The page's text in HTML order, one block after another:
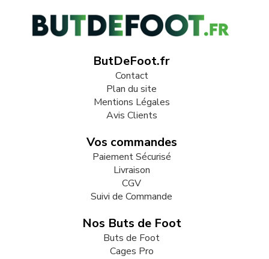
ButDeFoot.fr
Contact
Plan du site
Mentions Légales
Avis Clients
Vos commandes
Paiement Sécurisé
Livraison
CGV
Suivi de Commande
Nos Buts de Foot
Buts de Foot
Cages Pro